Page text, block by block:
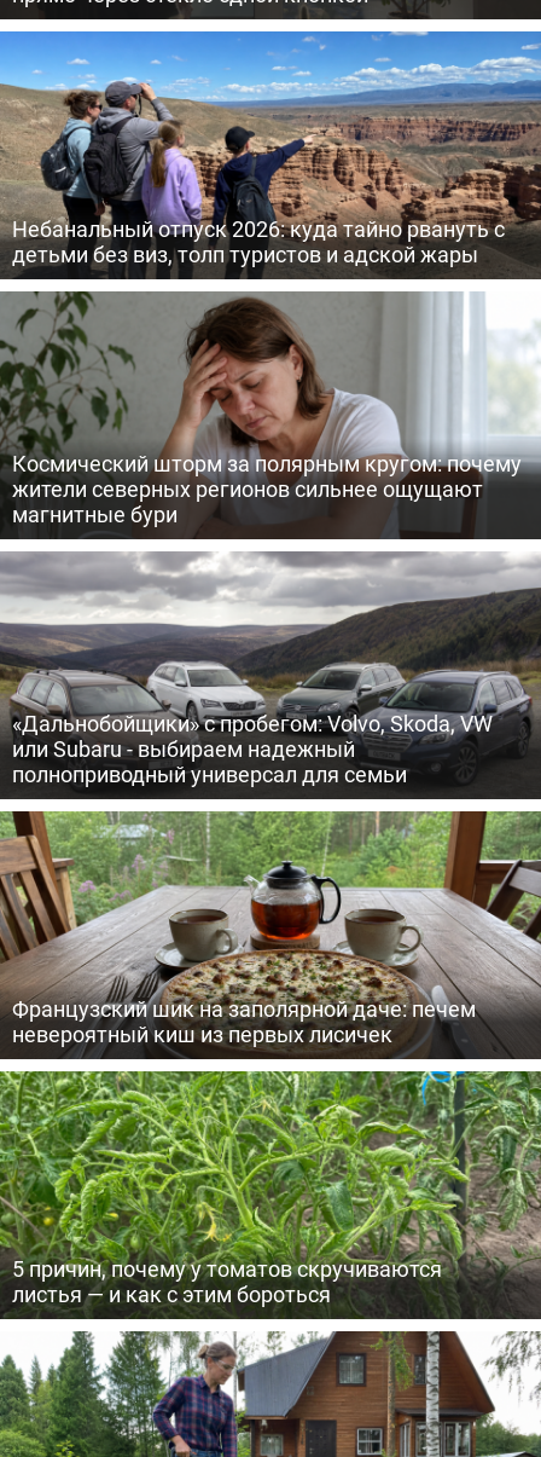
Небанальный отпуск 2026: куда тайно рвануть с
детьми без виз, толп туристов и адской жары
Космический шторм за полярным кругом: почему
жители северных регионов сильнее ощущают
магнитные бури
«Дальнобойщики» с пробегом: Volvo, Skoda, VW
или Subaru - выбираем надежный
полноприводный универсал для семьи
Французский шик на заполярной даче: печем
невероятный киш из первых лисичек
5 причин, почему у томатов скручиваются
листья — и как с этим бороться